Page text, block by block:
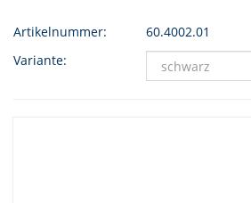
Artikelnummer:
60.4002.01
Variante: